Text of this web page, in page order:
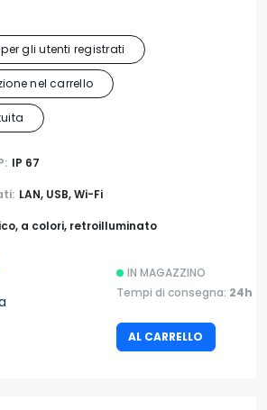
per gli utenti registrati
nel carrello
IP 67
LAN, USB, Wi-Fi
a colori, retroilluminato
IN MAGAZZINO
Tempi di consegna: 24h
AL CARRELLO